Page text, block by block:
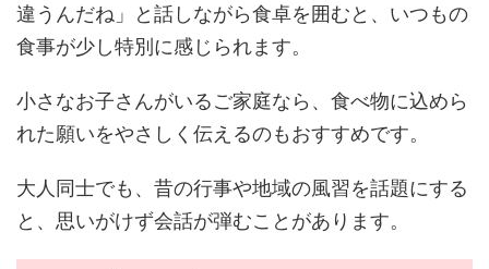
違うんだね」と話しながら食卓を囲むと、いつもの
食事が少し特別に感じられます。
小さなお子さんがいるご家庭なら、食べ物に込めら
れた願いをやさしく伝えるのもおすすめです。
大人同士でも、昔の行事や地域の風習を話題にする
と、思いがけず会話が弾むことがあります。